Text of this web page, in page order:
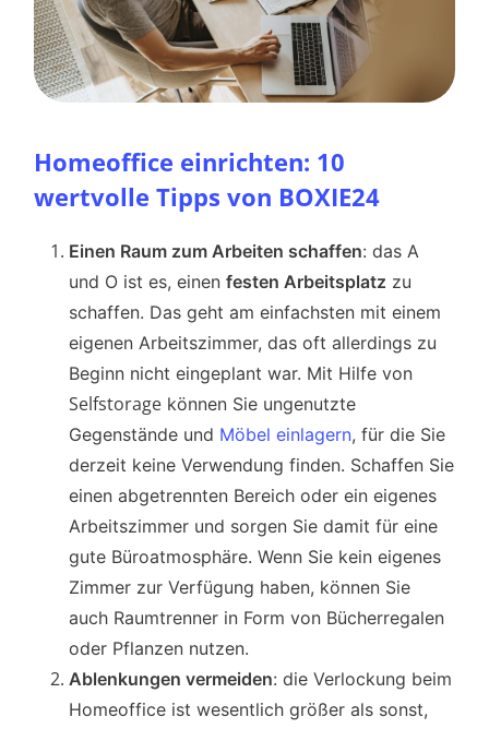
Homeoffice einrichten: 10
wertvolle Tipps von BOXIE24
Einen Raum zum Arbeiten schaffen: das A
und O ist es, einenfesten Arbeitsplatz zu
schaffen. Das geht am einfachsten mit einem
eigenen Arbeitszimmer, das oft allerdings zu
Beginn nicht eingeplant war. Mit Hilfe von
Selfstorage können Sie ungenutzte
Gegenstände und Möbel einlagern, für die Sie
derzeit keine Verwendung finden. Schaffen Sie
einen abgetrennten Bereich oder ein eigenes
Arbeitszimmer und sorgen Sie damit für eine
gute Büroatmosphäre. Wenn Sie kein eigenes
Zimmer zur Verfügung haben, können Sie
auch Raumtrenner in Form von Bücherregalen
oder Pflanzen nutzen.
Ablenkungen vermeiden: die Verlockung beim
Homeoffice ist wesentlich größer als sonst,